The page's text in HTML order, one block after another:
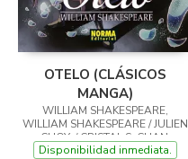
OTELO (CLÁSICOS
MANGA)
WILLIAM SHAKESPEARE,
WILLIAM SHAKESPEARE / JULIEN
CHOY, / CRISTAL S. CHAN,
Disponibilidad inmediata.